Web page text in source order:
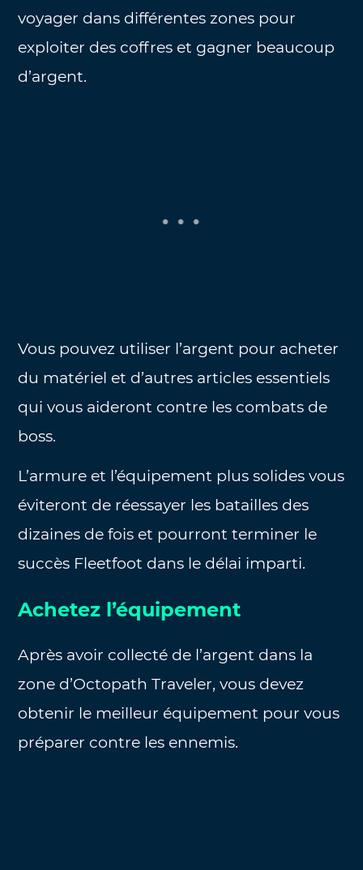
voyager dans différentes zones pour
exploiter des coffres et gagner beaucoup
d’argent.
Vous pouvez utiliser l’argent pour acheter
du matériel et d’autres articles essentiels
qui vous aideront contre les combats de
boss.
L’armure et l’équipement plus solides vous
éviteront de réessayer les batailles des
dizaines de fois et pourront terminer le
succès Fleetfoot dans le délai imparti.
Achetez l’équipement
Après avoir collecté de l’argent dans la
zone d’Octopath Traveler, vous devez
obtenir le meilleur équipement pour vous
préparer contre les ennemis.